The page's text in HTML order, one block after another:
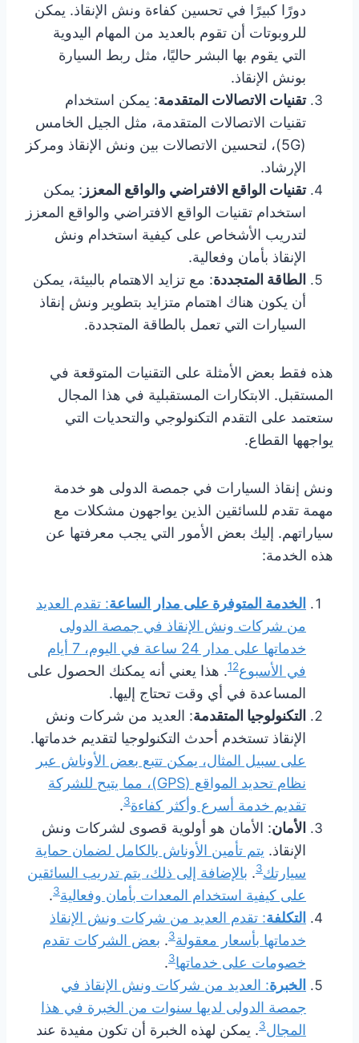
دورًا كبيرًا في تحسين كفاءة ونش الإنقاذ. يمكن
للروبوتات أن تقوم بالعديد من المهام اليدوية
التي يقوم بها البشر حاليًا، مثل ربط السيارة
بونش الإنقاذ.
تقنيات الاتصالات المتقدمة: يمكن استخدام
تقنيات الاتصالات المتقدمة، مثل الجيل الخامس
(5G)، لتحسين الاتصالات بين ونش الإنقاذ ومركز
الإرشاد.
تقنيات الواقع الافتراضي والواقع المعزز : يمكن
استخدام تقنيات الواقع الافتراضي والواقع المعزز
لتدريب الأشخاص على كيفية استخدام ونش
الإنقاذ بأمان وفعالية.
الطاقة المتجددة: مع تزايد الاهتمام بالبيئة، يمكن
أن يكون هناك اهتمام متزايد بتطوير ونش إنقاذ
السيارات التي تعمل بالطاقة المتجددة.
هذه فقط بعض الأمثلة على التقنيات المتوقعة في
المستقبل. الابتكارات المستقبلية في هذا المجال
ستعتمد على التقدم التكنولوجي والتحديات التي
يواجهها القطاع.
ونش إنقاذ السيارات في جمصة الدولى هو خدمة
مهمة تقدم للسائقين الذين يواجهون مشكلات مع
سياراتهم. إليك بعض الأمور التي يجب معرفتها عن
هذه الخدمة:
الخدمة المتوفرة على مدار الساعة: تقدم العديد
من شركات ونش الإنقاذ في جمصة الدولى
خدماتها على مدار 24 ساعة في اليوم، 7 أيام
في الأسبوع
12 . هذا يعني أنه يمكنك الحصول على
المساعدة في أي وقت تحتاج إليها.
التكنولوجيا المتقدمة: العديد من شركات ونش
الإنقاذ تستخدم أحدث التكنولوجيا لتقديم خدماتها.
على سبيل المثال، يمكن تتبع بعض الأوناش عبر
نظام تحديد المواقع (GPS)، مما يتيح للشركة
تقديم خدمة أسرع وأكثر كفاءة3
.
الأمان: الأمان هو أولوية قصوى لشركات ونش
الإنقاذ. يتم تأمين الأوناش بالكامل لضمان حماية
سيارتك3
. بالإضافة إلى ذلك، يتم تدريب السائقين
على كيفية استخدام المعدات بأمان وفعالية3
.
التكلفة: تقدم العديد من شركات ونش الإنقاذ
خدماتها بأسعار معقولة3
. بعض الشركات تقدم
خصومات على خدماتها3
.
الخبرة: العديد من شركات ونش الإنقاذ في
جمصة الدولى لديها سنوات من الخبرة في هذا
المجال3. يمكن لهذه الخبرة أن تكون مفيدة عند